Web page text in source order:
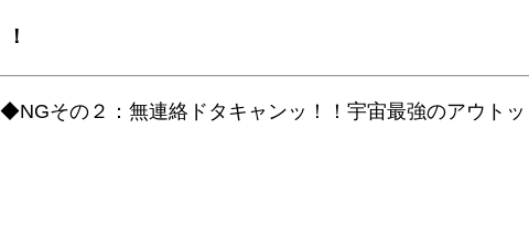
◆NGその２：無連絡ドタキャンッ！！宇宙最強のアウトッ